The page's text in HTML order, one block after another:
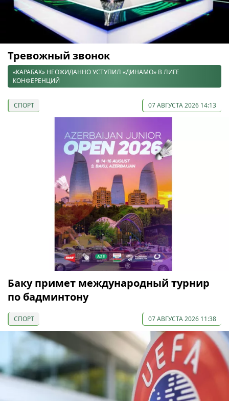
Тревожный звонок
«КАРАБАХ» НЕОЖИДАННО УСТУПИЛ «ДИНАМО» В ЛИГЕ
КОНФЕРЕНЦИЙ
СПОРТ 07 АВГУСТА 2026 14:13
Баку примет международный турнир
по бадминтону
СПОРТ 07 АВГУСТА 2026 11:38